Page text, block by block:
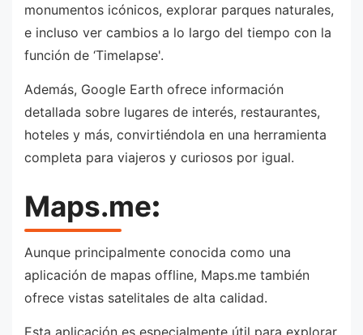
monumentos icónicos, explorar parques naturales,
e incluso ver cambios a lo largo del tiempo con la
función de ‘Timelapse'.
Además, Google Earth ofrece información
detallada sobre lugares de interés, restaurantes,
hoteles y más, convirtiéndola en una herramienta
completa para viajeros y curiosos por igual.
Maps.me:
Aunque principalmente conocida como una
aplicación de mapas offline, Maps.me también
ofrece vistas satelitales de alta calidad.